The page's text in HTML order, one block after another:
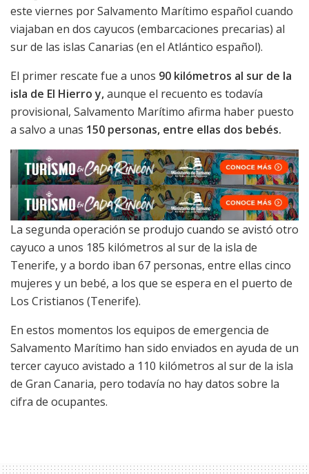
este viernes por Salvamento Marítimo español cuando
viajaban en dos cayucos (embarcaciones precarias) al
sur de las islas Canarias (en el Atlántico español).
El primer rescate fue a unos 90 kilómetros al sur de la
isla de El Hierro y,aunque el recuento es todavía
provisional, Salvamento Marítimo afirma haber puesto
a salvo a unas 150 personas, entre ellas dos bebés.
La segunda operación se produjo cuando se avistó otro
cayuco a unos 185 kilómetros al sur de la isla de
Tenerife, y a bordo iban 67 personas, entre ellas cinco
mujeres y un bebé, a los que se espera en el puerto de
Los Cristianos (Tenerife).
En estos momentos los equipos de emergencia de
Salvamento Marítimo han sido enviados en ayuda de un
tercer cayuco avistado a 110 kilómetros al sur de la isla
de Gran Canaria, pero todavía no hay datos sobre la
cifra de ocupantes.